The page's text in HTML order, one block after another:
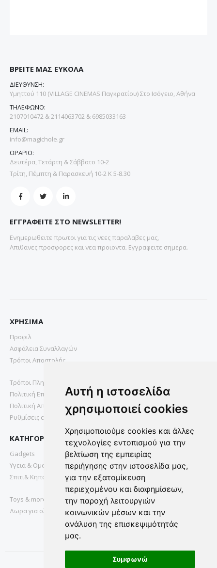
Αυτή η ιστοσελίδα
χρησιμοποιεί cookies
Χρησιμοποιούμε cookies και άλλες
τεχνολογίες εντοπισμού για την
βελτίωση της εμπειρίας
περιήγησης στην ιστοσελίδα μας,
για την εξατομίκευση
περιεχομένου και διαφημίσεων,
την παροχή λειτουργιών
κοινωνικών μέσων και την
ανάλυση της επισκεψιμότητάς
μας.
Συμφωνώ
ΒΡΕΙΤΕ ΜΑΣ ΕΥΚΟΛΑ
ΔΙΕΥΘΥΝΣΗ:
Υμηττού 110 (VILLAGE CINEMAS Παγκρατίου) Στο Ισόγειο, Αθήνα
ΤΗΛΕΦΩΝΟ:
2107010472 & 2114063702 & 6985033163
EMAIL:
info@magichole.gr
ΩΡΑΡΙΟ:
Δευτέρα, Τετάρτη & Σάββατο 10-2
Τρίτη, Πέμπτη & Παρασκευή 10-2 Κ 5-8.30
ΕΓΓΡΑΦΕΙΤΕ ΣΤΟ NEWSLETTER!
Ενημερωθειτε πρωτοι για τις νεες παραλαβες μας,
Απιθανες προσφορες και νεα προιοντα. Εγγραφειτε σημερα.
ΧΡΗΣΙΜΑ
Προφιλ
Ασφάλεια Συναλλαγών
Τρόποι Αποστολής
Τρόποι Πληρωμής
Πολιτική Επιστροφών
Πολιτική Απορρήτου
Ρυθμίσεις cookies
ΚΑΤΗΓΟΡΙΕΣ
Gadgets
Υγεια & Ομορφια
Σπιτι& Κηπος
Toys & more
Δωρα για ολους